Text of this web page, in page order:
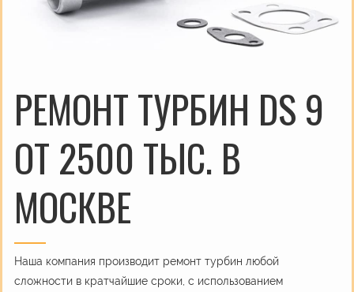
РЕМОНТ ТУРБИН DS 9
ОТ 2500 ТЫС. В
МОСКВЕ
Наша компания производит ремонт турбин любой
сложности в кратчайшие сроки, с использованием